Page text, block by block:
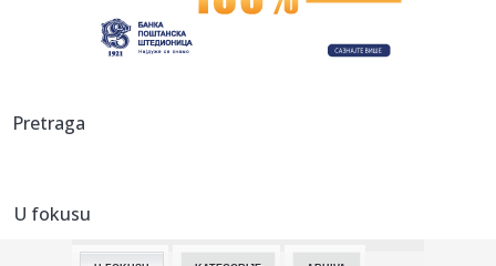
23:45:Izgubili ste pasoš usred odmora? Ne paničite: Ovo su
Fedde...
23:33:
Pretraga
U fokusu